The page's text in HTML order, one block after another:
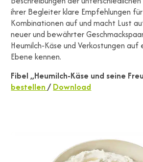
ihrer Begleiter klare Empfehlungen
Kombinationen auf und macht Lust
neuer und bewährter
Heumilch-Käse und Verkostungen auf
Ebene kennen.
Fibel „Heumilch-Käse und seine
bestellen/Download